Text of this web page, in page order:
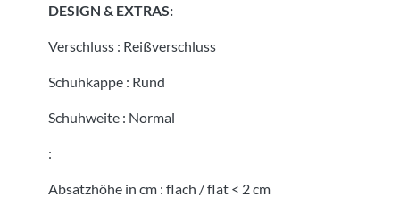
DESIGN & EXTRAS:
Verschluss : Reißverschluss
Schuhkappe : Rund
Schuhweite : Normal
:
Absatzhöhe in cm : flach / flat < 2 cm